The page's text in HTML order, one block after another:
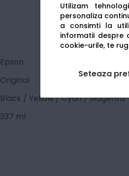
Utilizam
personaliza
a consimti la
informatii despre
cookie-urile, te
Seteaza
Epson
Original
Black / Yellow / Cyan / Magenta
337 ml